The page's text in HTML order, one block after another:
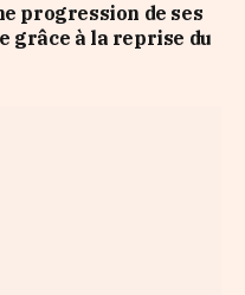
progression de ses
grâce à la reprise du